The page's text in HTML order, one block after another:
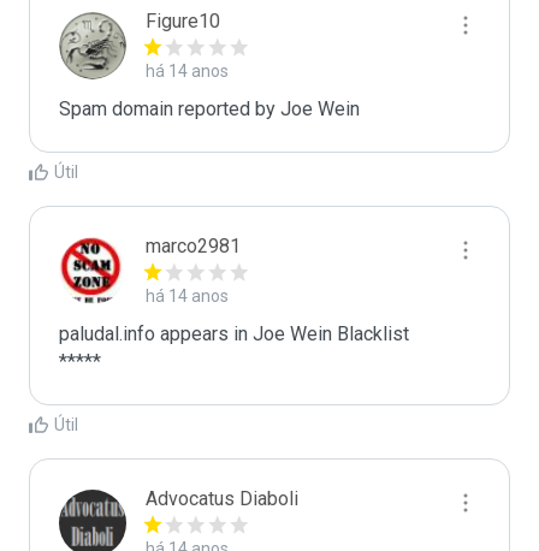
Figure10
há 14 anos
Spam domain reported by Joe Wein
Útil
marco2981
há 14 anos
paludal.info appears in Joe Wein Blacklist
*****
Útil
Advocatus Diaboli